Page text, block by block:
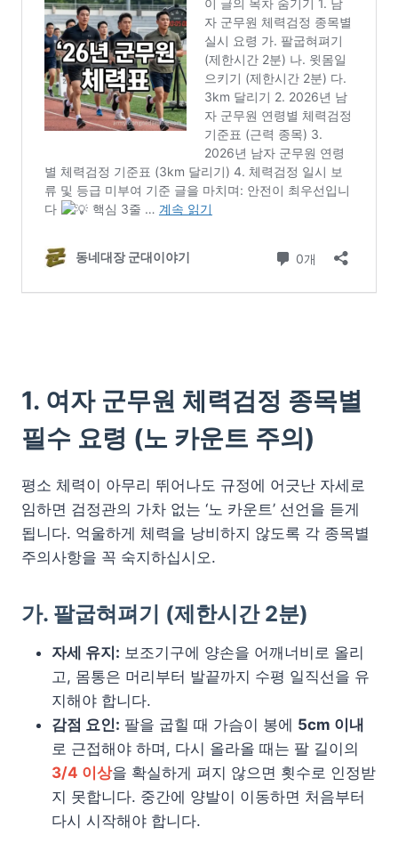
1. 여자 군무원 체력검정 종목별
필수 요령 (노 카운트 주의)
평소 체력이 아무리 뛰어나도 규정에 어긋난 자세로
임하면 검정관의 가차 없는 ‘노 카운트’ 선언을 듣게
됩니다. 억울하게 체력을 낭비하지 않도록 각 종목별
주의사항을 꼭 숙지하십시오.
가. 팔굽혀펴기 (제한시간 2분)
자세 유지: 보조기구에 양손을 어깨너비로 올리
고, 몸통은 머리부터 발끝까지 수평 일직선을 유
지해야 합니다.
감점 요인: 팔을 굽힐 때 가슴이 봉에 5cm 이내
로 근접해야 하며, 다시 올라올 때는 팔 길이의
3/4 이상을 확실하게 펴지 않으면 횟수로 인정받
지 못합니다. 중간에 양발이 이동하면 처음부터
다시 시작해야 합니다.